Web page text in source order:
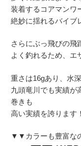
装着するコアマンワ
絶妙に揺れるバイブ
さらにぶっ飛びの飛
よく釣れるため、エ
重さは16gあり、水
九頭竜川でも実績が
巻きも
高い実績を誇ります！
▼▼カラーも豊富な